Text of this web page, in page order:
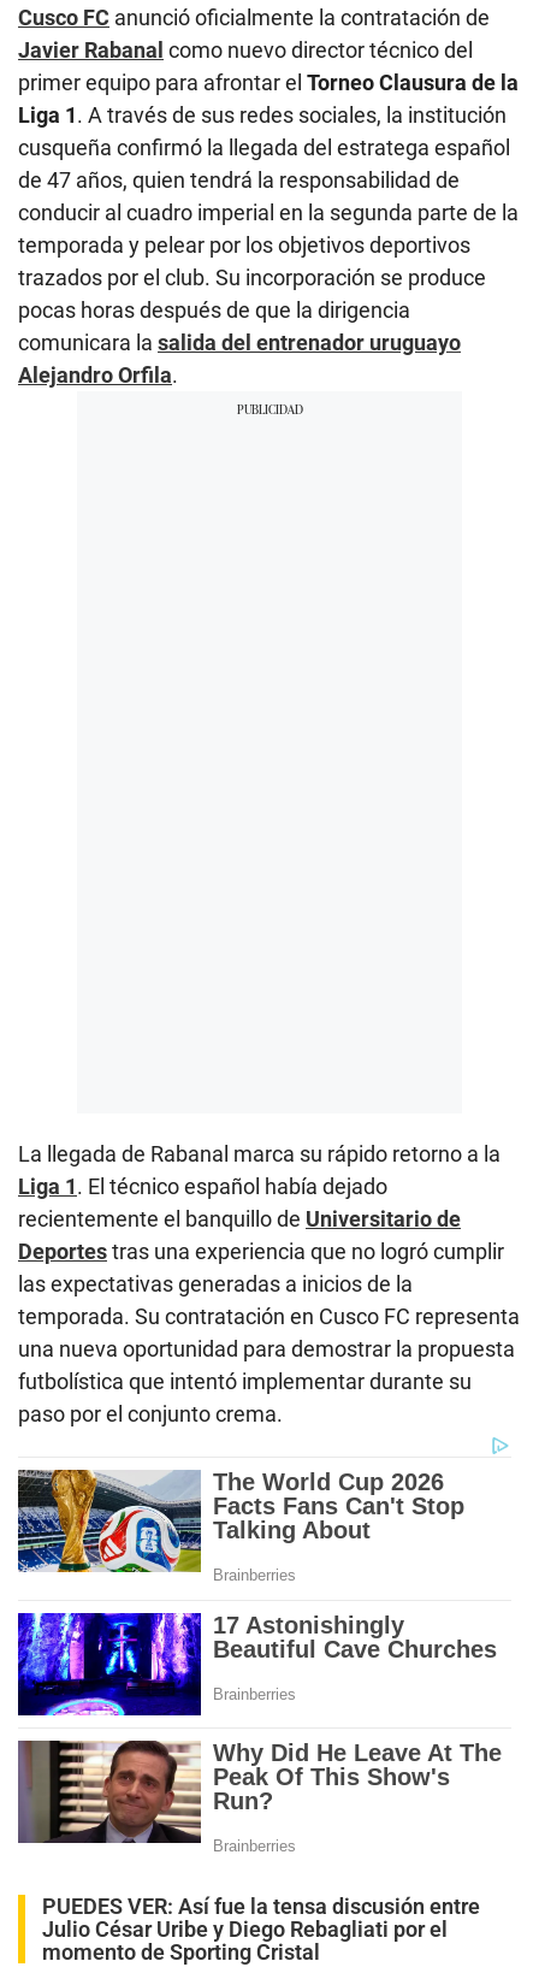
Cusco FC anunció oficialmente la contratación de
Javier Rabanal como nuevo director técnico del
primer equipo para afrontar el Torneo Clausura de la
Liga 1. A través de sus redes sociales, la institución
cusqueña confirmó la llegada del estratega español
de 47 años, quien tendrá la responsabilidad de
conducir al cuadro imperial en la segunda parte de la
temporada y pelear por los objetivos deportivos
trazados por el club. Su incorporación se produce
pocas horas después de que la dirigencia
comunicara la salida del entrenador uruguayo
Alejandro Orfila.
La llegada de Rabanal marca su rápido retorno a la
Liga 1. El técnico español había dejado
recientemente el banquillo de Universitario de
Deportestras una experiencia que no logró cumplir
las expectativas generadas a inicios de la
temporada. Su contratación en Cusco FC representa
una nueva oportunidad para demostrar la propuesta
futbolística que intentó implementar durante su
paso por el conjunto crema.
PUEDES VER: Así fue la tensa discusión entre
Julio César Uribe y Diego Rebagliati por el
momento de Sporting Cristal